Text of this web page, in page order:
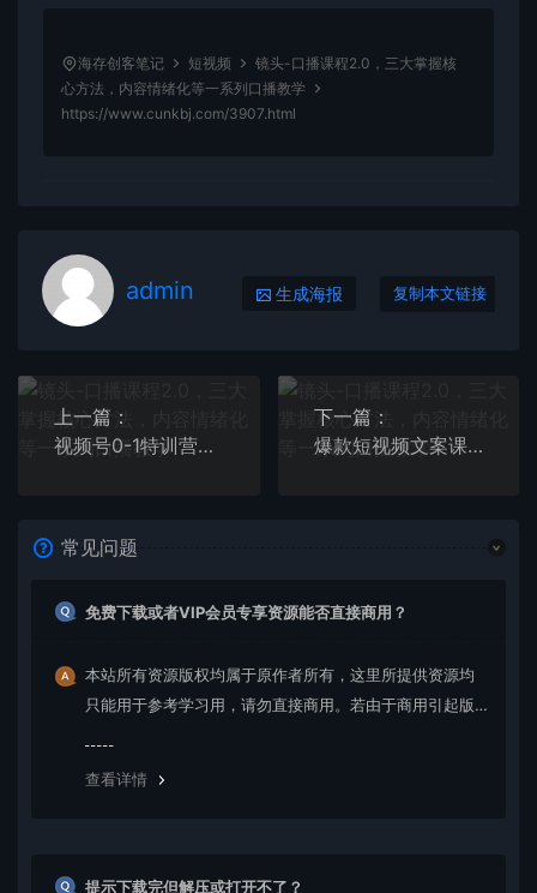
海存创客笔记 短视频
镜头-口播课程2.0，三大掌握核
心方法，内容情绪化等一系列口播教学
https://www.cunkbj.com/3907.html
admin 生成海报 复制本文链接
上一篇：
视频号0-1特训营：平台机制、拍摄剪辑、内容创作、爆款公式，实战案例分享
下一篇：
爆款短视频文案课，助你快速提升创作能力，获取顶级的流量密码！
常见问题
免费下载或者VIP会员专享资源能否直接商用？
本站所有资源版权均属于原作者所有，这里所提供资源均
只能用于参考学习用，请勿直接商用。若由于商用引起版
查看详情
提示下载完但解压或打开不了？